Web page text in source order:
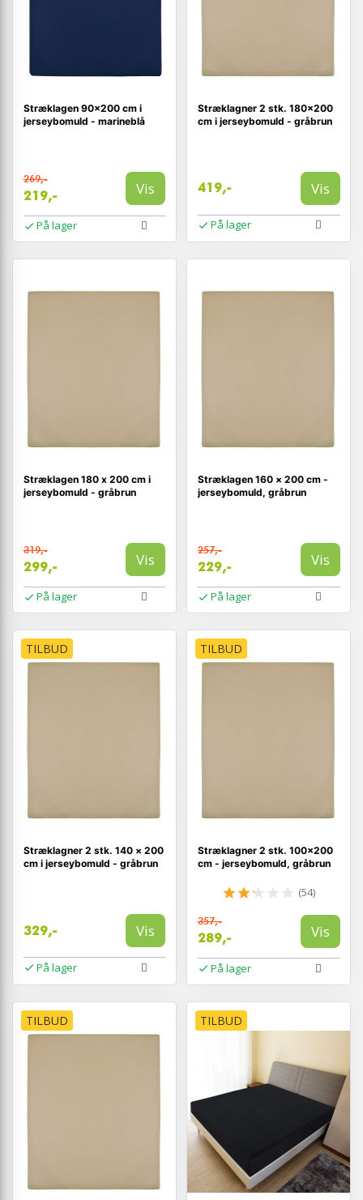
Stræklagen 90×200 cm i
jerseybomuld - marineblå
269,-
219,- Vis
På lager
Stræklagner 2 stk. 180×200
cm i jerseybomuld - gråbrun
419,- Vis
På lager
Stræklagen 180 x 200 cm i
jerseybomuld - gråbrun
319,-
299,- Vis
På lager
Stræklagen 160 × 200 cm -
jerseybomuld, gråbrun
257,-
229,- Vis
På lager
TILBUD
Stræklagner 2 stk. 140 × 200
cm i jerseybomuld - gråbrun
329,- Vis
På lager
TILBUD
Stræklagner 2 stk. 100×200
cm - jerseybomuld, gråbrun
(54)
357,-
289,- Vis
På lager
TILBUD TILBUD